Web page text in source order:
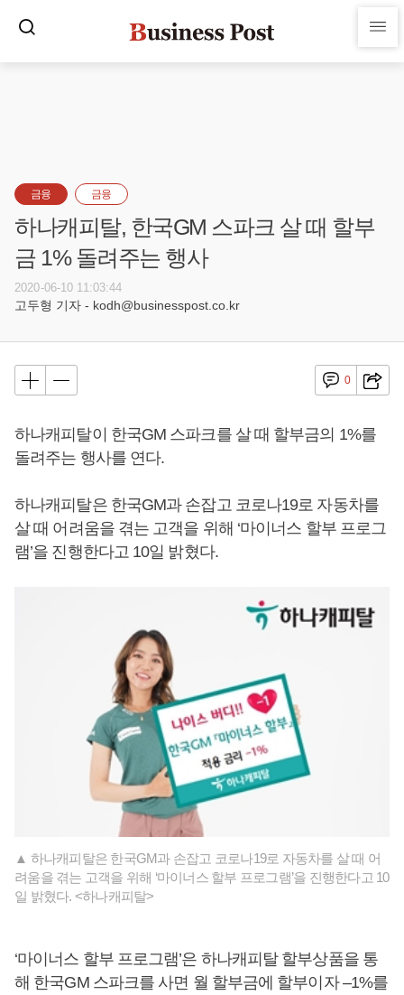
금융 금융
하나캐피탈, 한국GM 스파크 살 때 할부
금 1% 돌려주는 행사
2020-06-10 11:03:44
고두형 기자 - kodh@businesspost.co.kr
0
하나캐피탈이 한국GM 스파크를 살 때 할부금의 1%를
돌려주는 행사를 연다.
하나캐피탈은 한국GM과 손잡고 코로나19로 자동차를
살 때 어려움을 겪는 고객을 위해 ‘마이너스 할부 프로그
램’을 진행한다고 10일 밝혔다.
▲ 하나캐피탈은 한국GM과 손잡고 코로나19로 자동차를 살 때 어
려움을 겪는 고객을 위해 ‘마이너스 할부 프로그램’을 진행한다고 10
일 밝혔다. <하나캐피탈>
‘마이너스 할부 프로그램’은 하나캐피탈 할부상품을 통
해 한국GM 스파크를 사면 월 할부금에 할부이자 –1%를